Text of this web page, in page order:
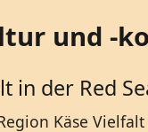
und -
in der Red
Käse